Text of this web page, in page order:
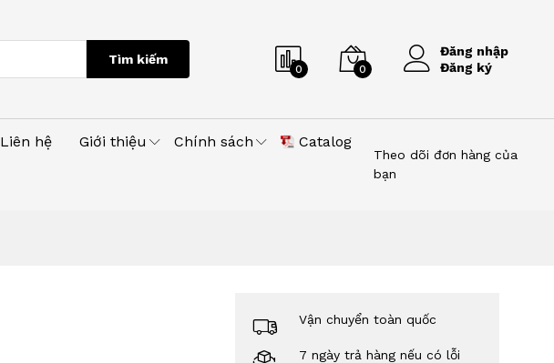
Tìm kiếm
0 0
Đăng nhập
Đăng ký
Liên hệ Giới thiệu Chính sách Catalog
Theo dõi đơn hàng của
bạn
Vận chuyển toàn quốc
7 ngày trả hàng nếu có lỗi